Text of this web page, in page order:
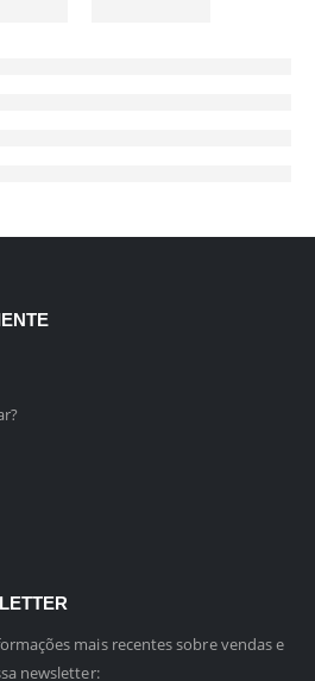
mais recentes sobre vendas e
newsletter: